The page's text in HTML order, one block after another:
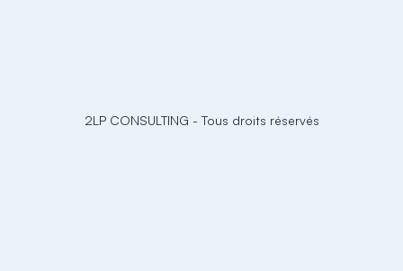
2LP CONSULTING - Tous droits réservés